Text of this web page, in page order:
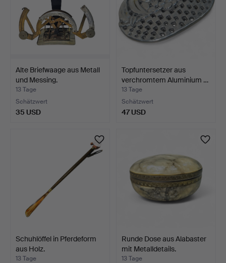
Alte Briefwaage aus Metall
und Messing.
13 Tage
Schätzwert
35 USD
Topfuntersetzer aus
verchromtem Aluminium …
13 Tage
Schätzwert
47 USD
Schuhlöffel in Pferdeform
aus Holz.
13 Tage
Runde Dose aus Alabaster
mit Metalldetails.
13 Tage